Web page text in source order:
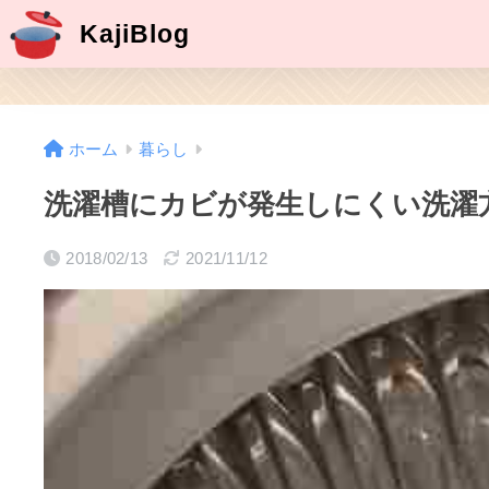
KajiBlog
ホーム 暮らし
洗濯槽にカビが発生しにくい洗濯
2018/02/13 2021/11/12